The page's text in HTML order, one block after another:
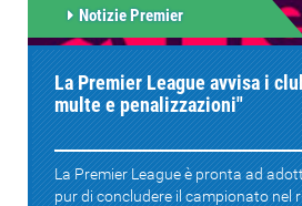
Notizie Premier
La Premier League avvisa i
multe e penalizzazioni"
La Premier League è pronta ad
pur di concludere il campionato nel